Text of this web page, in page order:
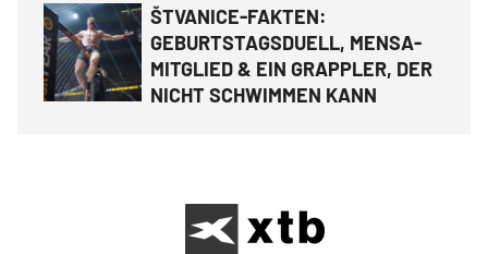
ŠTVANICE-FAKTEN:
GEBURTSTAGSDUELL, MENSA-
MITGLIED & EIN GRAPPLER, DER
NICHT SCHWIMMEN KANN